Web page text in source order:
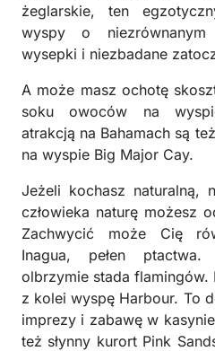
żeglarskie, ten
wyspy o niezrównanym
wysepki i niezbadane
A może masz ochotę
soku owoców na
atrakcją na Bahamach są
na wyspie Big Major Cay.
Jeżeli kochasz naturalną,
człowieka naturę możesz
Zachwycić może Cię
Inagua, pełen
olbrzymie stada flamingów.
z kolei wyspę Harbour. To
imprezy i zabawę w
też słynny kurort Pink